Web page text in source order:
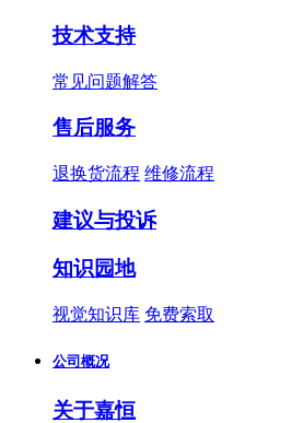
技术支持
常见问题解答
售后服务
退换货流程 维修流程
建议与投诉
知识园地
视觉知识库 免费索取
公司概况
关于嘉恒